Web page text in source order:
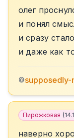
олег
и понял
и сразу
и даже как
©supposedly-
Пирожковая (
наверно